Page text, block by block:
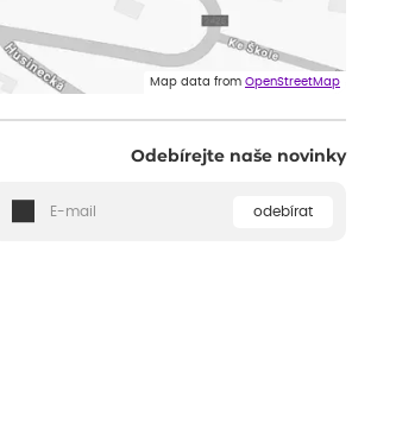
Map data from OpenStreetMap
Odebírejte naše novinky
odebírat